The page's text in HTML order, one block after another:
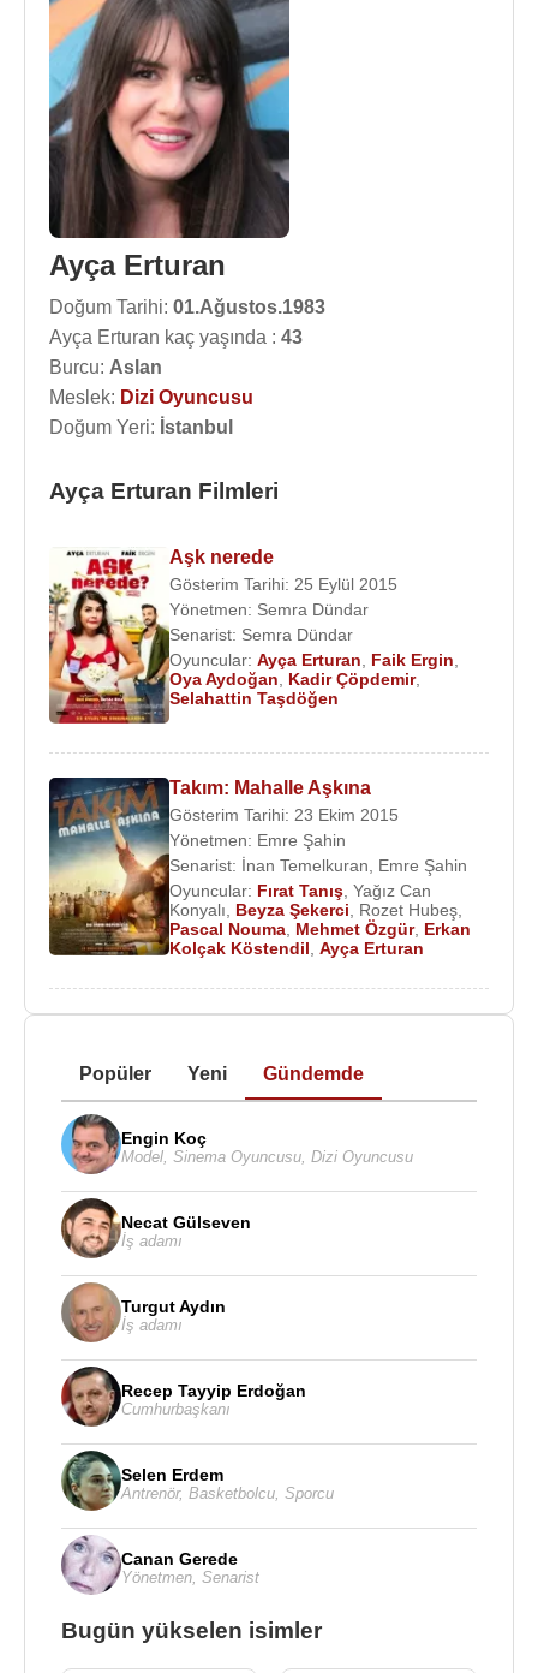
Ayça Erturan
Doğum Tarihi: 01.Ağustos.1983
Ayça Erturan kaç yaşında : 43
Burcu: Aslan
Meslek: Dizi Oyuncusu
Doğum Yeri: İstanbul
Ayça Erturan Filmleri
Aşk nerede
Gösterim Tarihi: 25 Eylül 2015
Yönetmen: Semra Dündar
Senarist: Semra Dündar
Oyuncular: Ayça Erturan Faik Ergin
Oya Aydoğan
Kadir Çöpdemir,
Selahattin Taşdöğen
Takım: Mahalle Aşkına
Gösterim Tarihi: 23 Ekim 2015
Yönetmen: Emre Şahin
Senarist: İnan Temelkuran, Emre Şahin
Oyuncular: Fırat Tanış, Yağız Can
Konyalı, Beyza Şekerci, Rozet Hubeş,
Pascal Nouma, Mehmet Özgür, Erkan
Kolçak Köstendil, Ayça Erturan
Popüler Yeni Gündemde
Engin Koç
Model Sinema Oyuncusu Dizi Oyuncusu
Necat Gülseven
İş adamı
Turgut Aydın
İş adamı
Recep Tayyip Erdoğan
Cumhurbaşkanı
Selen Erdem
Antrenör, Basketbolcu Sporcu
Canan Gerede
Yönetmen Senarist
Bugün yükselen isimler